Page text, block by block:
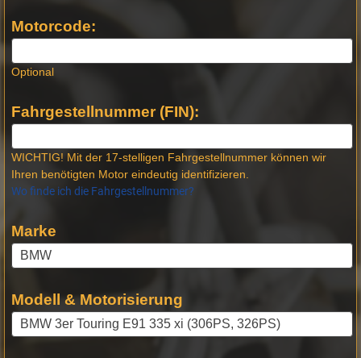
Motorcode:
Optional
Fahrgestellnummer (FIN):
WICHTIG! Mit der 17-stelligen Fahrgestellnummer können wir
Ihren benötigten Motor eindeutig identifizieren.
Wo finde ich die Fahrgestellnummer?
Marke
Modell & Motorisierung